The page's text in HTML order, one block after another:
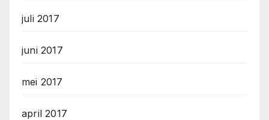
juli 2017
juni 2017
mei 2017
april 2017